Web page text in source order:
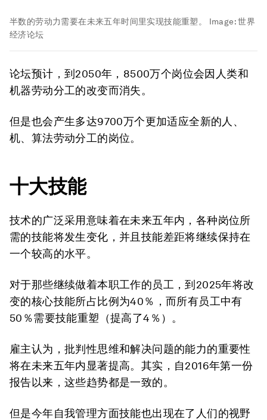
半数的劳动力需要在未来五年时间里实现技能重塑。 Image:世界
经济论坛
论坛预计，到2050年，8500万个岗位会因人类和
机器劳动分工的改变而消失。
但是也会产生多达9700万个更加适应全新的人、
机、算法劳动分工的岗位。
十大技能
技术的广泛采用意味着在未来五年内，各种岗位所
需的技能将发生变化，并且技能差距将继续保持在
一个较高的水平。
对于那些继续做着本职工作的员工，到2025年将改
变的核心技能所占比例为40％，而所有员工中有
50％需要技能重塑（提高了4％）。
雇主认为，批判性思维和解决问题的能力的重要性
将在未来五年内显著提高。其实，自2016年第一份
报告以来，这些趋势都是一致的。
但是今年自我管理方面技能也出现在了人们的视野